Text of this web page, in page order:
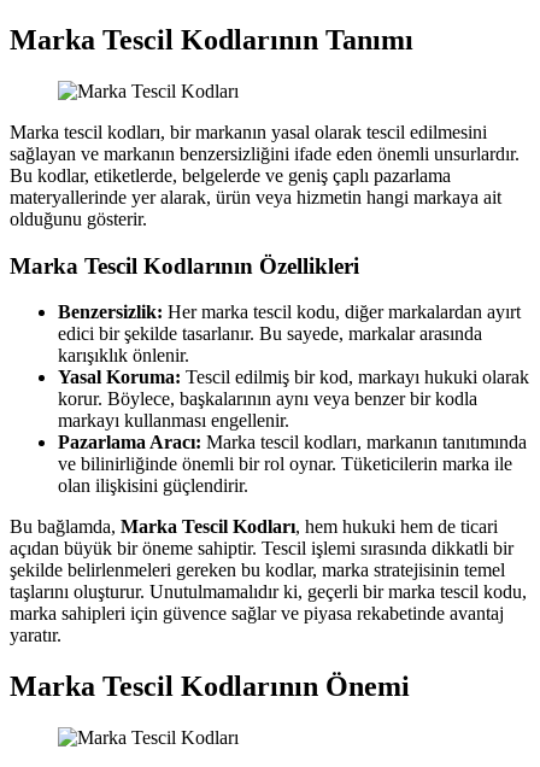
Marka Tescil Kodlarının Tanımı
Marka tescil kodları, bir markanın yasal olarak tescil edilmesini
sağlayan ve markanın benzersizliğini ifade eden önemli unsurlardır.
Bu kodlar, etiketlerde, belgelerde ve geniş çaplı pazarlama
materyallerinde yer alarak, ürün veya hizmetin hangi markaya ait
olduğunu gösterir.
Marka Tescil Kodlarının Özellikleri
Benzersizlik: Her marka tescil kodu, diğer markalardan ayırt
edici bir şekilde tasarlanır. Bu sayede, markalar arasında
karışıklık önlenir.
Yasal Koruma: Tescil edilmiş bir kod, markayı hukuki olarak
korur. Böylece, başkalarının aynı veya benzer bir kodla
markayı kullanması engellenir.
Pazarlama Aracı: Marka tescil kodları, markanın tanıtımında
ve bilinirliğinde önemli bir rol oynar. Tüketicilerin marka ile
olan ilişkisini güçlendirir.
Bu bağlamda, Marka Tescil Kodları, hem hukuki hem de ticari
açıdan büyük bir öneme sahiptir. Tescil işlemi sırasında dikkatli bir
şekilde belirlenmeleri gereken bu kodlar, marka stratejisinin temel
taşlarını oluşturur. Unutulmamalıdır ki, geçerli bir marka tescil kodu,
marka sahipleri için güvence sağlar ve piyasa rekabetinde avantaj
yaratır.
Marka Tescil Kodlarının Önemi